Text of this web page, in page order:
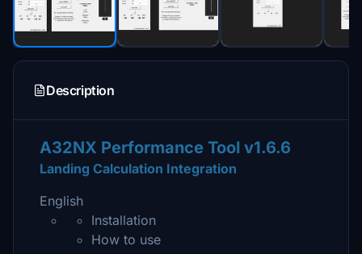
Description
A32NX Performance Tool v1.6.6
Landing Calculation Integration
English
Installation
How to use